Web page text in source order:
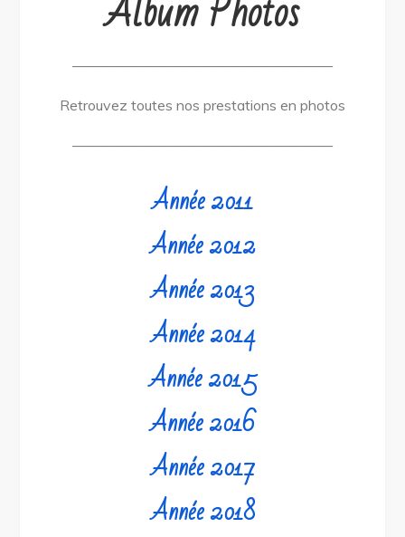
——————————————————
Retrouvez toutes nos prestations en photos
——————————————————
Année 2011
Année 2012
Année 2013
Année 2014
Année 2015
Année 2016
Année 2017
Année 2018